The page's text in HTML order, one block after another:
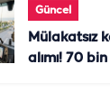
Güncel
Mülakatsız
alımı! 70